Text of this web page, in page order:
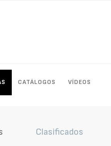
CATÁLOGOS VÍDEOS
Clasificados